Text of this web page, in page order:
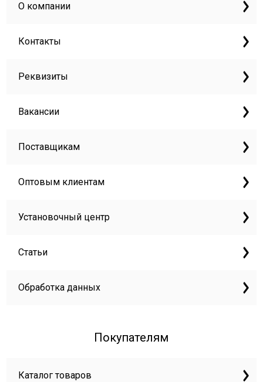
О компании
Контакты
Реквизиты
Вакансии
Поставщикам
Оптовым клиентам
Установочный центр
Статьи
Обработка данных
Покупателям
Каталог товаров